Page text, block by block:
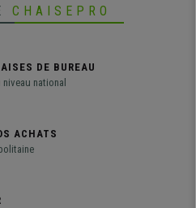
CHAISEPRO
DE BUREAU
national
ACHATS